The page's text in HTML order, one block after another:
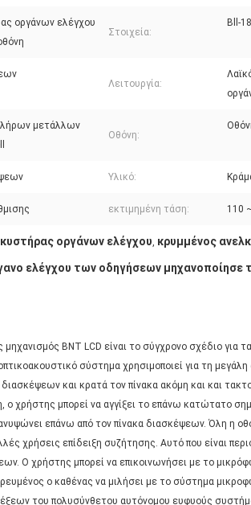
οργάνων ελέγχου
Στοιχεία:
Bll-
Λειτουργία:
μετάλλων
Οθόνη:
Υλικό:
εκτιμημένη τάση: 110
οργάνων ελέγχου κρυμμένος
ελέγχου των οδηγήσεων μηχανοποίησε
BNT LCD είναι το σύγχρονο σχέδιο για
σύστημα χρησιμοποιεί για τη
και κρατά τον πίνακα ακόμη και και
χρήστης μπορεί να αγγίξει το επάνω κατώτατο
επάνω από τον πίνακα διασκέψεων. Όλη η
χρήσεις επίδειξη συζήτησης. Αυτό που είναι
Ο χρήστης μπορεί να επικοινωνήσει με το
ο καθένας να μιλήσει με το σύστημα
του πολυσύνθετου αυτόνομου ευφυούς